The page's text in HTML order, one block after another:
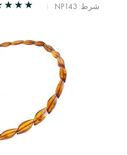
شرط: NP143